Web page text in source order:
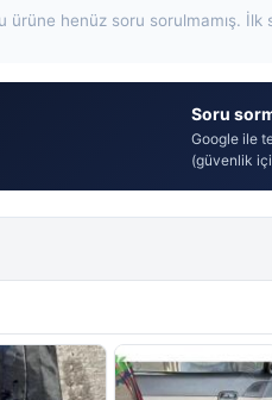
ürüne henüz soru sorulmamış.
Soru
Google ile
(güvenlik